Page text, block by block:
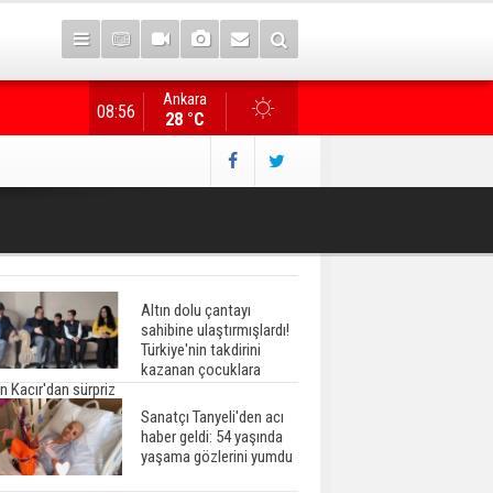
Gazete manşetlerinde yeni gün...
Ankara
28 °C
08:56
Altın dolu çantayı
sahibine ulaştırmışlardı!
Türkiye'nin takdirini
kazanan çocuklara
Kacır'dan sürpriz
Sanatçı Tanyeli'den acı
haber geldi: 54 yaşında
yaşama gözlerini yumdu